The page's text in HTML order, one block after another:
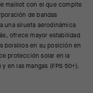
maillot con el que compite
de bandas
una silueta aerodinámica
ofrece mayor estabilidad
bolsillos en su posición en
protección solar en la
en las mangas (FPS 50+).